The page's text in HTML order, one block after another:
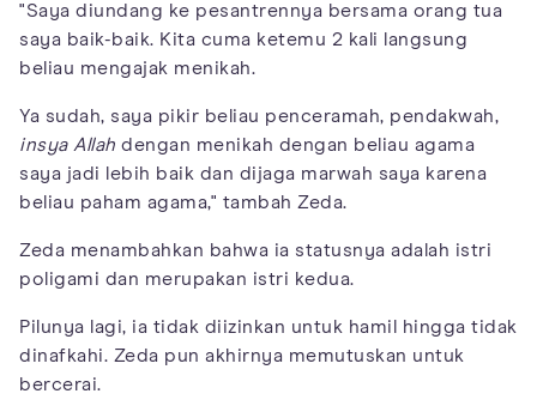
"Saya diundang ke pesantrennya bersama orang tua
saya baik-baik. Kita cuma ketemu 2 kali langsung
beliau mengajak menikah.
Ya sudah, saya pikir beliau penceramah, pendakwah,
insya Allah dengan menikah dengan beliau agama
saya jadi lebih baik dan dijaga marwah saya karena
beliau paham agama," tambah Zeda.
Zeda menambahkan bahwa ia statusnya adalah istri
poligami dan merupakan istri kedua.
Pilunya lagi, ia tidak diizinkan untuk hamil hingga tidak
dinafkahi. Zeda pun akhirnya memutuskan untuk
bercerai.